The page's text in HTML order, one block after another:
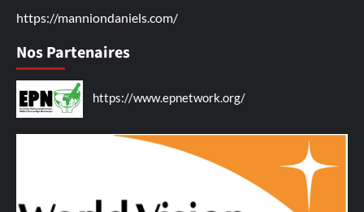
https://manniondaniels.com/
Nos Partenaires
https://www.epnetwork.org/